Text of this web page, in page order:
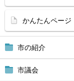
市の紹介
市議会
かんたんページ